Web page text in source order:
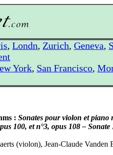
, Londn, Zurich, Geneva,
York, San Francisco,
: Sonates pour violon et piano
100, et n°3, opus 108 –
(violon), Jean-Claude Vanden